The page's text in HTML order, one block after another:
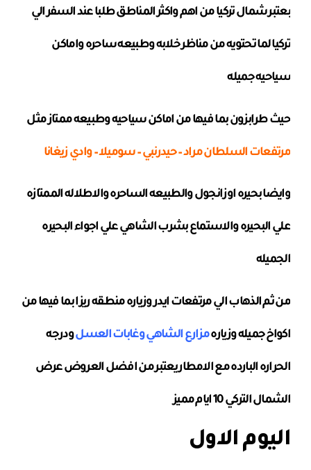
بعتبر شمالتركيامن اهم واكثر المناطق طلبا عندالسفر الي
تركيالما تحتويه من مناظر خلابه وطبيعه ساحره واماكن
سياحيه جميله
حيث طرابزون بما فيها من اماكن سياحيه وطبيعه ممتاز مثل
مرتفعات السلطان مراد – حيدرنبي – سوميلا – وادي زيغانا
وايضا بحيره اوزانجول والطبيعه الساحره والاطلاله الممتازه
علي البحيره والاستماع بشرب الشاهي علي اجواء البحيره
الجميله
من ثم الذهاب الي مرتفعات ايدر وزياره منطقه ريزا بما فيها من
اكواخ جميله وزيارهمزارع الشاهي وغابات العسلودرجه
الحراره البارده مع الامطار يعتبر من افضل العروض عرض
الشمال التركي 10 ايام مميز
اليوم الاول